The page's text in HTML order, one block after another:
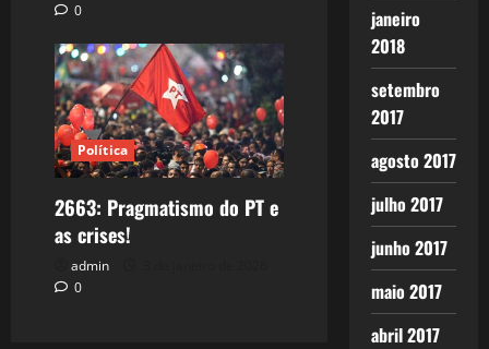
0
Política
2663: Pragmatismo do PT e
as crises!
admin
0
janeiro
2018
setembro
2017
agosto 2017
julho 2017
junho 2017
maio 2017
abril 2017